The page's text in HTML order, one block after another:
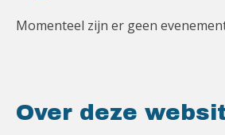
Momenteel zijn er geen
Over deze